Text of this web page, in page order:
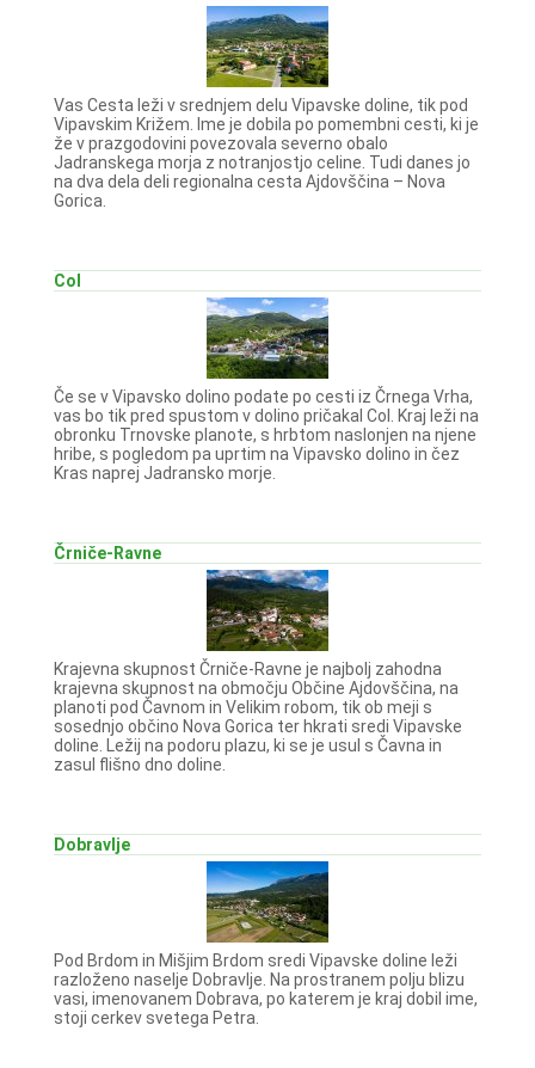
Vas Cesta leži v srednjem delu Vipavske doline, tik pod
Vipavskim Križem. Ime je dobila po pomembni cesti, ki je
že v prazgodovini povezovala severno obalo
Jadranskega morja z notranjostjo celine. Tudi danes jo
na dva dela deli regionalna cesta Ajdovščina – Nova
Gorica.
Col
Če se v Vipavsko dolino podate po cesti iz Črnega Vrha,
vas bo tik pred spustom v dolino pričakal Col. Kraj leži na
obronku Trnovske planote, s hrbtom naslonjen na njene
hribe, s pogledom pa uprtim na Vipavsko dolino in čez
Kras naprej Jadransko morje.
Črniče-Ravne
Krajevna skupnost Črniče-Ravne je najbolj zahodna
krajevna skupnost na območju Občine Ajdovščina, na
planoti pod Čavnom in Velikim robom, tik ob meji s
sosednjo občino Nova Gorica ter hkrati sredi Vipavske
doline. Ležij na podoru plazu, ki se je usul s Čavna in
zasul flišno dno doline.
Dobravlje
Pod Brdom in Mišjim Brdom sredi Vipavske doline leži
razloženo naselje Dobravlje. Na prostranem polju blizu
vasi, imenovanem Dobrava, po katerem je kraj dobil ime,
stoji cerkev svetega Petra.